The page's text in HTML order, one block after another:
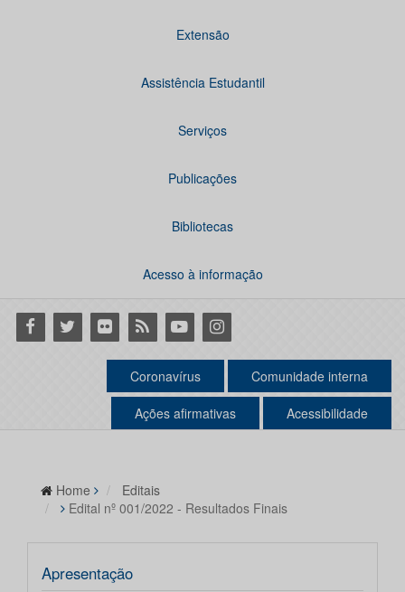
Extensão
Assistência Estudantil
Serviços
Publicações
Bibliotecas
Acesso à informação
Facebook
Twitter Flickr RSS YoutubeInstagram
Coronavírus Comunidade interna
Ações afirmativas Acessibilidade
Home
Editais
Edital nº 001/2022 - Resultados Finais
Apresentação